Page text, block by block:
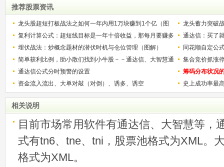
推荐股票资讯
龙头股超短打板战法之如何一年内用1万块赚到1个亿（图
解）
龙头蓄力突破
的技巧（图解
复利计算公式：超短线目标是一年十倍收益，那每月要赚多
少？
通达信：买了
埋伏战法：炒概念题材的潜伏时机与仓位管理（图解）
同花顺自定公
简单获利比例，助小散们找到小牛股－－通达信、大智慧通
用
集合竞价抓涨
通达信公式分时预警的设置
筹码分布状况
资金流入流出、大单对敲（对倒）、诱多、诱空
史上成功率最
相关说明
目前市场常用软件有通达信、大智慧等，
式有tn6、tne、tni，股票池格式为XML。
格式为XML。